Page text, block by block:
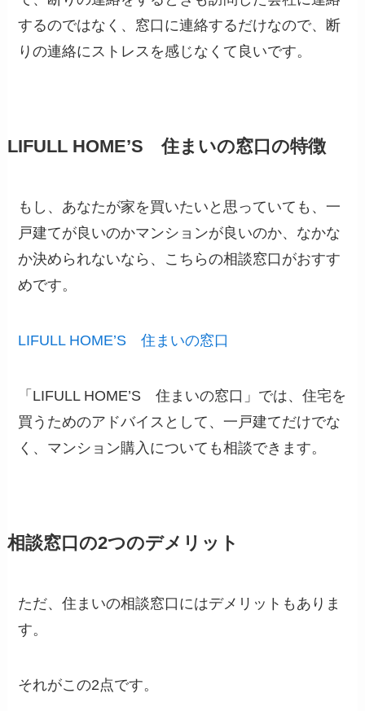
するのではなく、窓口に連絡するだけなので、断
りの連絡にストレスを感じなくて良いです。
LIFULL HOME’S 住まいの窓口の特徴
もし、あなたが家を買いたいと思っていても、一
戸建てが良いのかマンションが良いのか、なかな
か決められないなら、こちらの相談窓口がおすす
めです。
LIFULL HOME’S 住まいの窓口
「LIFULL HOME’S 住まいの窓口」では、住宅を
買うためのアドバイスとして、一戸建てだけでな
く、マンション購入についても相談できます。
相談窓口の2つのデメリット
ただ、住まいの相談窓口にはデメリットもありま
す。
それがこの2点です。